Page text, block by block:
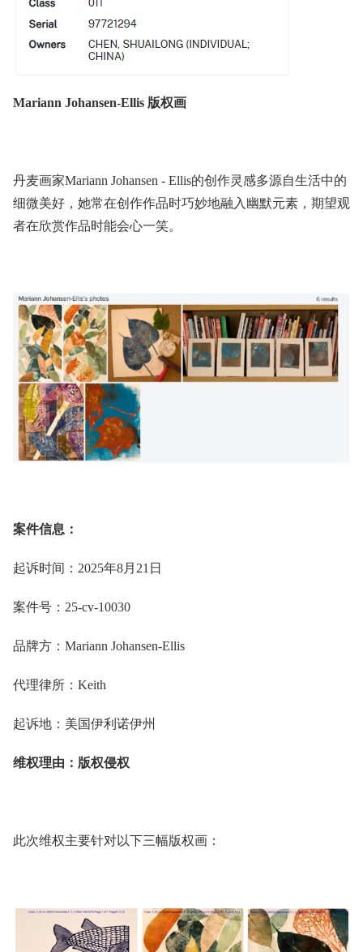
Mariann Johansen-Ellis 版权画
丹麦画家Mariann Johansen - Ellis的创作灵感多源自生活中的
细微美好，她常在创作作品时巧妙地融入幽默元素，期望观
者在欣赏作品时能会心一笑。
案件信息：
起诉时间：2025年8月21日
案件号：25-cv-10030
品牌方：Mariann Johansen-Ellis
代理律所：Keith
起诉地：美国伊利诺伊州
维权理由：版权侵权
此次维权主要针对以下三幅版权画：